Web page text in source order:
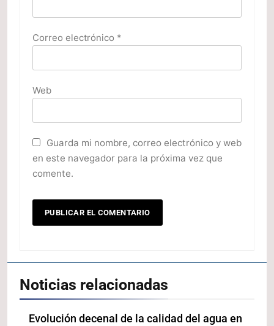
Correo electrónico *
Web
Guarda mi nombre, correo electrónico y web
en este navegador para la próxima vez que
comente.
Noticias relacionadas
Evolución decenal de la calidad del agua en